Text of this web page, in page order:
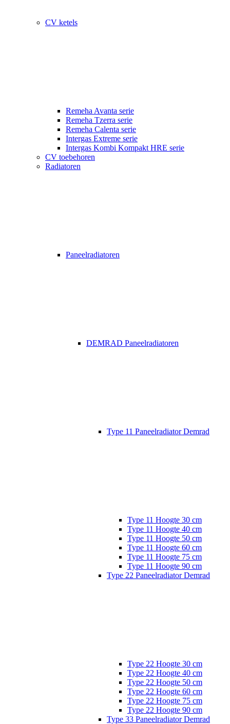
CV ketels
Remeha Avanta serie
Remeha Tzerra serie
Remeha Calenta serie
Intergas Extreme serie
Intergas Kombi Kompakt HRE serie
CV toebehoren
Radiatoren
Paneelradiatoren
DEMRAD Paneelradiatoren
Type 11 Paneelradiator Demrad
Type 11 Hoogte 30 cm
Type 11 Hoogte 40 cm
Type 11 Hoogte 50 cm
Type 11 Hoogte 60 cm
Type 11 Hoogte 75 cm
Type 11 Hoogte 90 cm
Type 22 Paneelradiator Demrad
Type 22 Hoogte 30 cm
Type 22 Hoogte 40 cm
Type 22 Hoogte 50 cm
Type 22 Hoogte 60 cm
Type 22 Hoogte 75 cm
Type 22 Hoogte 90 cm
Type 33 Paneelradiator Demrad